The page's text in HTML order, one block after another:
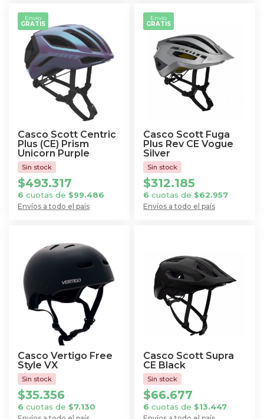
producto
tiene
múltiples
variantes.
Las
opciones
elegir
en
la
página
de
producto
producto
tiene
múltiples
variantes.
Las
opciones
elegir
en
la
página
de
producto
Casco Scott Centric
Plus (CE) Prism
Unicorn Purple
Envío
GRATIS
Envíos a todo el país
$493.317
6 cuotas de $99.486
múltiples
variantes.
Las
opciones
elegir
en
la
página
de
Casco Scott Fuga
Plus Rev CE Vogue
Silver
Envío
GRATIS
Envíos a todo el país
$312.185
6 cuotas de $62.957
múltiples
variantes.
Las
opciones
elegir
en
la
página
de
Casco Vertigo Free
Style VX
$35.356
6 cuotas de $7.130
Casco Scott Supra
CE Black
$66.677
6 cuotas de $13.447